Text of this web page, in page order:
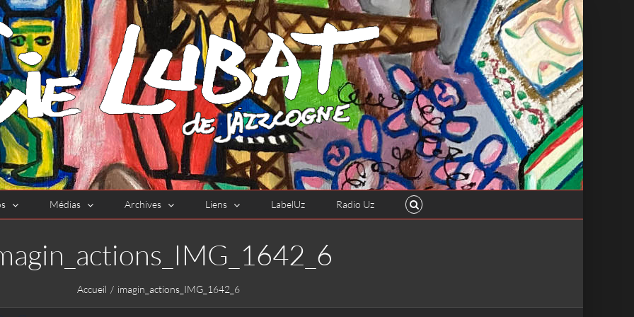
Médias Archives Liens LabelUz Radio Uz
Accueil imagin_actions_IMG_1642_6